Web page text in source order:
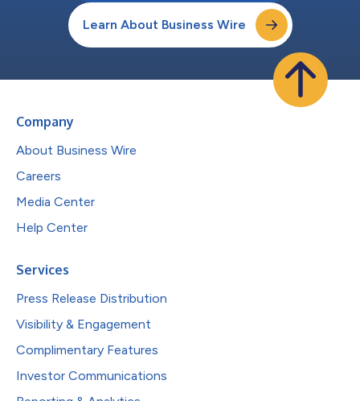
Learn About Business Wire
Company
About Business Wire
Careers
Media Center
Help Center
Services
Press Release Distribution
Visibility & Engagement
Complimentary Features
Investor Communications